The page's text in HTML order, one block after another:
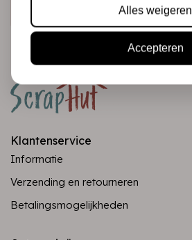
Klantenservice
Informatie
Verzending en retourneren
Betalingsmogelijkheden
Alles weigeren
Accepteren